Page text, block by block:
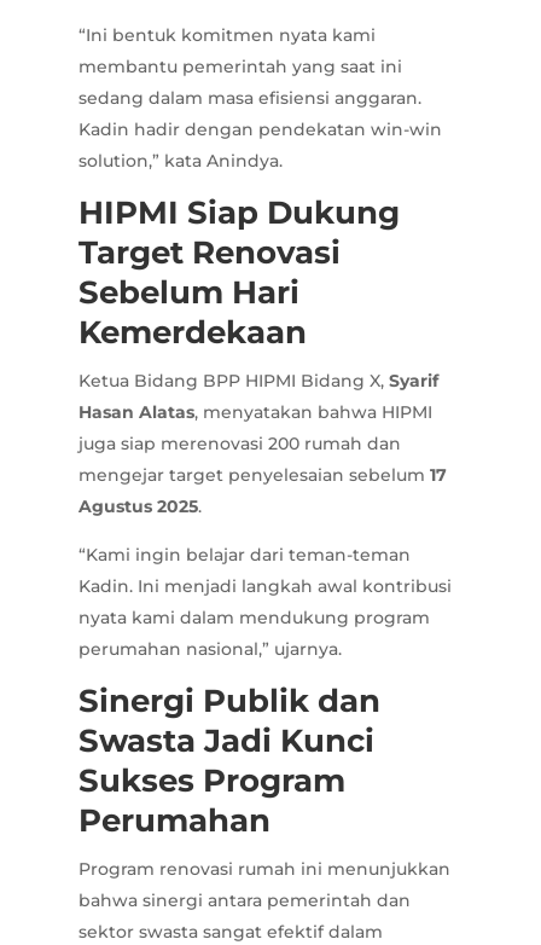
“Ini bentuk komitmen nyata kami
membantu pemerintah yang saat ini
sedang dalam masa efisiensi anggaran.
Kadin hadir dengan pendekatan win-win
solution,” kata Anindya.
HIPMI Siap Dukung
Target Renovasi
Sebelum Hari
Kemerdekaan
Ketua Bidang BPP HIPMI Bidang X, Syarif
Hasan Alatas, menyatakan bahwa HIPMI
juga siap merenovasi 200 rumah dan
mengejar target penyelesaian sebelum 17
Agustus 2025.
“Kami ingin belajar dari teman-teman
Kadin. Ini menjadi langkah awal kontribusi
nyata kami dalam mendukung program
perumahan nasional,” ujarnya.
Sinergi Publik dan
Swasta Jadi Kunci
Sukses Program
Perumahan
Program renovasi rumah ini menunjukkan
bahwa sinergi antara pemerintah dan
sektor swasta sangat efektif dalam